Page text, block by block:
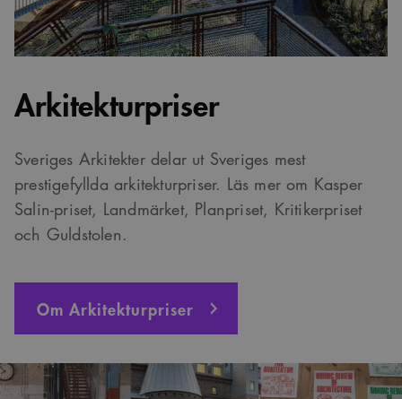
Arkitekturpriser
Sveriges Arkitekter delar ut Sveriges mest
prestigefyllda arkitekturpriser. Läs mer om Kasper
Salin-priset, Landmärket, Planpriset, Kritikerpriset
och Guldstolen.
Om Arkitekturpriser